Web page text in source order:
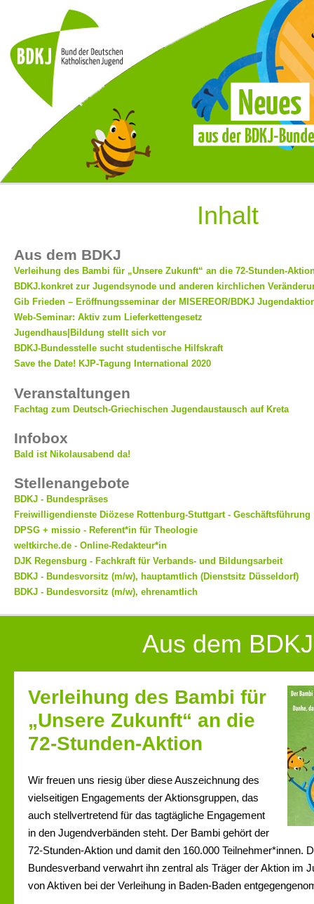
Inhalt
Aus dem BDKJ
Verleihung des Bambi für „Unsere Zukunft“ an die 72-Stunden-
BDKJ.konkret zur Jugendsynode und anderen kirchlichen
Gib Frieden – Eröffnungsseminar der MISEREOR/BDKJ
Web-Seminar: Aktiv zum Lieferkettengesetz
Jugendhaus|Bildung stellt sich vor
BDKJ-Bundesstelle sucht studentische Hilfskraft
Save the Date! KJP-Tagung International 2020
Veranstaltungen
Fachtag zum Deutsch-Griechischen Jugendaustausch auf Kreta
Infobox
Bald ist Nikolausabend da!
Stellenangebote
BDKJ - Bundespräses
Freiwilligendienste Diözese Rottenburg-Stuttgart - Geschäftsführung
DPSG + missio - Referent*in für Theologie
weltkirche.de - Online-Redakteur*in
DJK Regensburg - Fachkraft für Verbands- und Bildungsarbeit
BDKJ - Bundesvorsitz (m/w), hauptamtlich (Dienstsitz Düsseldorf)
BDKJ - Bundesvorsitz (m/w), ehrenamtlich
Aus dem BDKJ
Verleihung des Bambi für
„Unsere Zukunft“ an die
72-Stunden-Aktion
Wir freuen uns riesig über diese Auszeichnung des
vielseitigen Engagements der Aktionsgruppen, das
auch stellvertretend für das tagtägliche Engagement
in den Jugendverbänden steht. Der Bambi gehört der
72-Stunden-Aktion und damit den 160.000 Teilnehmer*innen.
Bundesverband verwahrt ihn zentral als Träger der Aktion im
von Aktiven bei der Verleihung in Baden-Baden